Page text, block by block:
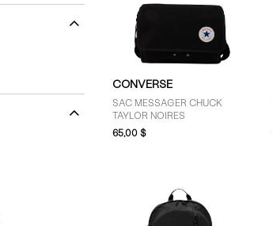
CONVERSE
SAC MESSAGER CHUCK
TAYLOR NOIRES
65,00 $